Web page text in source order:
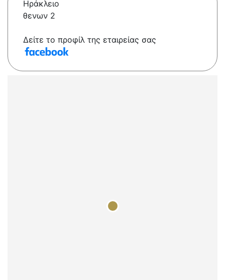
Ηράκλειο
θενων 2
Δείτε το προφίλ της εταιρείας σας